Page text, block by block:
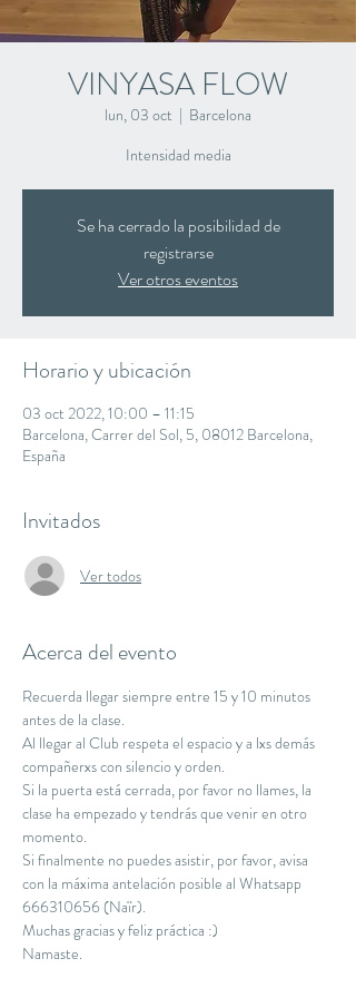
VINYASA FLOW
lun, 03 oct
  |
Barcelona
Intensidad media
Se ha cerrado la posibilidad de
registrarse
Ver otros eventos
Horario y ubicación
03 oct 2022, 10:00 – 11:15
Barcelona, Carrer del Sol, 5, 08012 Barcelona,
España
Invitados
Ver todos
Acerca del evento
Recuerda llegar siempre entre 15 y 10 minutos
antes de la clase.
Al llegar al Club respeta el espacio y a lxs demás
compañerxs con silencio y orden.
Si la puerta está cerrada, por favor no llames, la
clase ha empezado y tendrás que venir en otro
momento.
Si finalmente no puedes asistir, por favor, avisa
con la máxima antelación posible al Whatsapp
666310656 (Naïr).
Muchas gracias y feliz práctica :)
Namaste.